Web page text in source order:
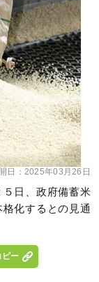
日： 2025年03月26日
日、政府備蓄米
化するとの見通
ー